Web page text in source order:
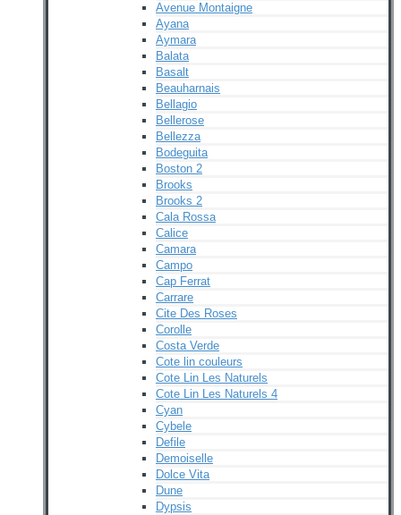
Avenue Montaigne
Ayana
Aymara
Balata
Basalt
Beauharnais
Bellagio
Bellerose
Bellezza
Bodeguita
Boston 2
Brooks
Brooks 2
Cala Rossa
Calice
Camara
Campo
Cap Ferrat
Carrare
Cite Des Roses
Corolle
Costa Verde
Cote lin couleurs
Cote Lin Les Naturels
Cote Lin Les Naturels 4
Cyan
Cybele
Defile
Demoiselle
Dolce Vita
Dune
Dypsis